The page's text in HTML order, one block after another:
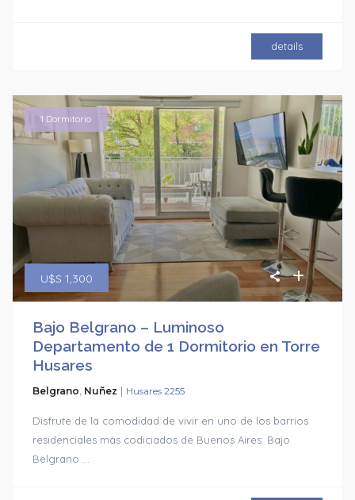
details
U$S 1,300
1 Dormitorio
Bajo Belgrano – Luminoso
Departamento de 1 Dormitorio en Torre
Husares
Belgrano, Nuñez | Husares 2255
Disfrute de la comodidad de vivir en uno de los barrios
residenciales más codiciados de Buenos Aires: Bajo
Belgrano